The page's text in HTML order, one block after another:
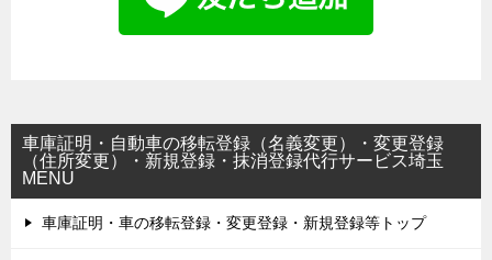
車庫証明・自動車の移転登録（名義変更）・変更登録
（住所変更）・新規登録・抹消登録代行サービス埼玉
MENU
車庫証明・車の移転登録・変更登録・新規登録等トップ